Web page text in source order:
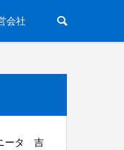
会社
ータ 吉